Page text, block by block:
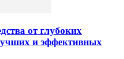
от глубоких
и эффективных